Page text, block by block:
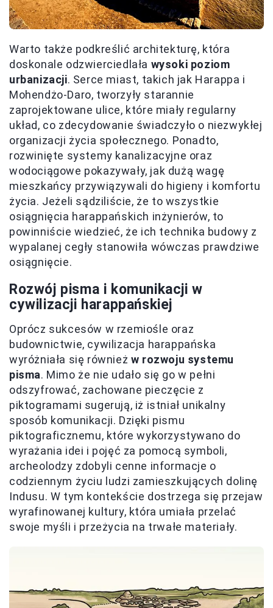
Warto także podkreślić architekturę, która
doskonale odzwierciedlała wysoki poziom
urbanizacji. Serce miast, takich jak Harappa i
Mohendżo-Daro, tworzyły starannie
zaprojektowane ulice, które miały regularny
układ, co zdecydowanie świadczyło o niezwykłej
organizacji życia społecznego. Ponadto,
rozwinięte systemy kanalizacyjne oraz
wodociągowe pokazywały, jak dużą wagę
mieszkańcy przywiązywali do higieny i komfortu
życia. Jeżeli sądziliście, że to wszystkie
osiągnięcia harappańskich inżynierów, to
powinniście wiedzieć, że ich technika budowy z
wypalanej cegły stanowiła wówczas prawdziwe
osiągnięcie.
Rozwój pisma i komunikacji w
cywilizacji harappańskiej
Oprócz sukcesów w rzemiośle oraz
budownictwie, cywilizacja harappańska
wyróżniała się również w rozwoju systemu
pisma. Mimo że nie udało się go w pełni
odszyfrować, zachowane pieczęcie z
piktogramami sugerują, iż istniał unikalny
sposób komunikacji. Dzięki pismu
piktograficznemu, które wykorzystywano do
wyrażania idei i pojęć za pomocą symboli,
archeolodzy zdobyli cenne informacje o
codziennym życiu ludzi zamieszkujących dolinę
Indusu. W tym kontekście dostrzega się przejaw
wyrafinowanej kultury, która umiała przelać
swoje myśli i przeżycia na trwałe materiały.